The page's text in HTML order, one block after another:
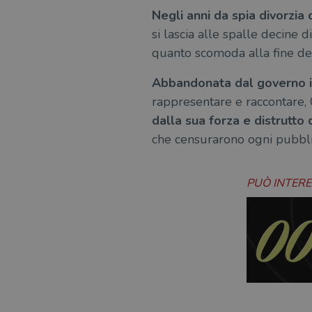
Negli anni da spia
si lascia alle spalle decine
quanto scomoda alla fine
Abbandonata dal governo
rappresentare e raccontare,
dalla sua forza e distrutto
che censurarono ogni
PUÒ
msToken
Nome
/
_ga_RXJCD2NFMF
Dominio
UserProfile .illibraio.it
_fbp
Meta
Nome
__Secure-ROLLOUT_TOKEN
VISITOR_INFO1_LIVE